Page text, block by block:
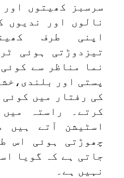
سرسبز کھیتوں
نالوں اور ندیوں
اپنی طرف
تیزدوڑتی ہوئی
نما مناظر سے
پستی اور
کی رفتار میں
کرتے۔ راستہ
اسٹیشن آتے ہیں
چھوڑتی ہوئی اس
جاتی ہے کہ گویا
نہیں ہے۔